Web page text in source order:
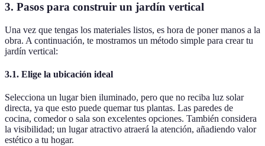
3. Pasos para construir un jardín vertical
Una vez que tengas los materiales listos, es hora de poner manos a la
obra. A continuación, te mostramos un método simple para crear tu
jardín vertical:
3.1. Elige la ubicación ideal
Selecciona un lugar bien iluminado, pero que no reciba luz solar
directa, ya que esto puede quemar tus plantas. Las paredes de
cocina, comedor o sala son excelentes opciones. También considera
la visibilidad; un lugar atractivo atraerá la atención, añadiendo valor
estético a tu hogar.